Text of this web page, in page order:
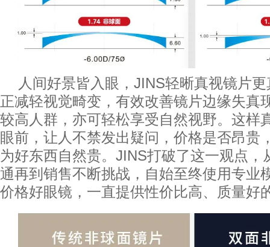
人间好景皆入眼，JINS轻晰真视镜片
正减轻视觉畸变，有效改善镜片边缘失真
较高人群，亦可轻松享受自然视野。这样
眼前，让人不禁发出疑问，价格是否昂贵
为好东西自然贵。JINS打破了这一观点，
通再到销售不断挑战，自始至终使用专业
价格好眼镜，一直提供性价比高、质量好